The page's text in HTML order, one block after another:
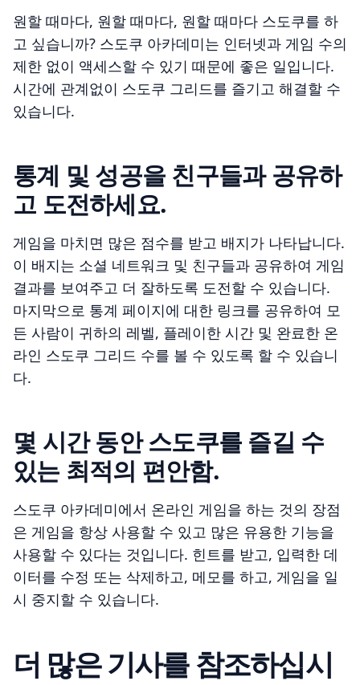
원할 때마다, 원할 때마다, 원할 때마다 스도쿠를 하
고 싶습니까? 스도쿠 아카데미는 인터넷과 게임 수의
제한 없이 액세스할 수 있기 때문에 좋은 일입니다.
시간에 관계없이 스도쿠 그리드를 즐기고 해결할 수
있습니다.
통계 및 성공을 친구들과 공유하
고 도전하세요.
게임을 마치면 많은 점수를 받고 배지가 나타납니다.
이 배지는 소셜 네트워크 및 친구들과 공유하여 게임
결과를 보여주고 더 잘하도록 도전할 수 있습니다.
마지막으로 통계 페이지에 대한 링크를 공유하여 모
든 사람이 귀하의 레벨, 플레이한 시간 및 완료한 온
라인 스도쿠 그리드 수를 볼 수 있도록 할 수 있습니
다.
몇 시간 동안 스도쿠를 즐길 수
있는 최적의 편안함.
스도쿠 아카데미에서 온라인 게임을 하는 것의 장점
은 게임을 항상 사용할 수 있고 많은 유용한 기능을
사용할 수 있다는 것입니다. 힌트를 받고, 입력한 데
이터를 수정 또는 삭제하고, 메모를 하고, 게임을 일
시 중지할 수 있습니다.
더 많은 기사를 참조하십시